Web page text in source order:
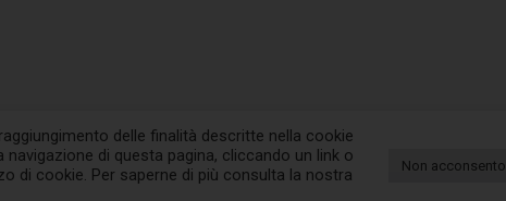
delle finalità descritte nella cookie
di questa pagina, cliccando un link o
di cookie. Per saperne di più consulta la nostra
Non acconsento